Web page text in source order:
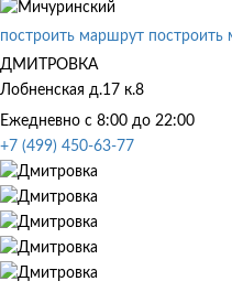
построить маршрут построить
ДМИТРОВКА
Лобненская д.17 к.8
Ежедневно с 8:00 до 22:00
+7 (499) 450-63-77